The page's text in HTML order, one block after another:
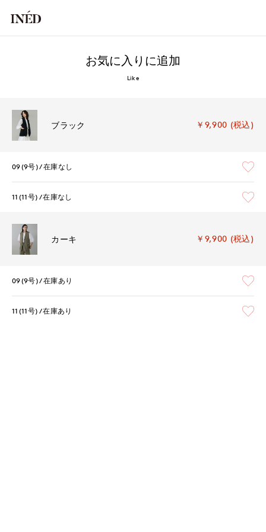
お気に入りに追加
Like
ブラック ￥9,900 (税込)
09(9号) 在庫なし
11(11号) 在庫なし
カーキ ￥9,900 (税込)
09(9号) 在庫あり
11(11号) 在庫あり